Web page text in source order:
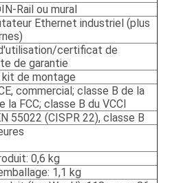
Rail ou mural
Ethernet industriel (plus
certificat de
de garantie
kit de montage
commercial; classe B de la
la FCC; classe B du VCCI
55022 (CISPR 22), classe B
0,6 kg
1,1 kg